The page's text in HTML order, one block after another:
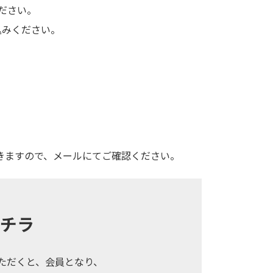
い。
ください。
すので、メールにてご確認ください。
ラ
くと、会員となり、